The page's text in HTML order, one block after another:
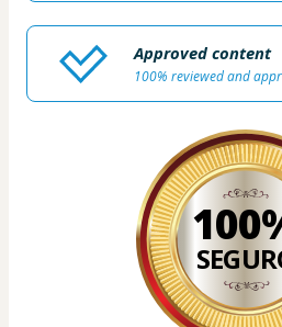
Approved content
100% reviewed and